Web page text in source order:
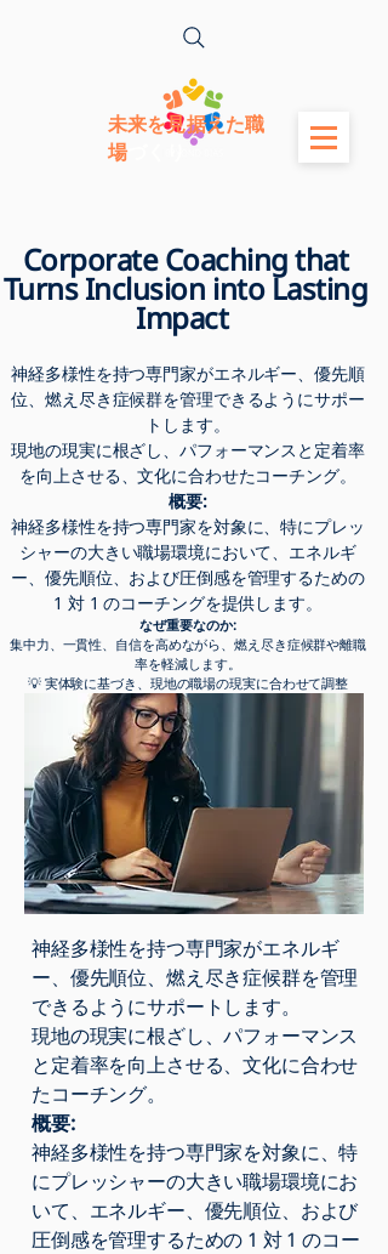
未来を見据えた職
場づくり
Corporate Coaching that
Turns Inclusion into Lasting
Impact
神経多様性を持つ専門家がエネルギー、優先順
位、燃え尽き症候群を管理できるようにサポー
トします。
現地の現実に根ざし、パフォーマンスと定着率
を向上させる、文化に合わせたコーチング。
概要:
神経多様性を持つ専門家を対象に、特にプレッ
シャーの大きい職場環境において、エネルギ
ー、優先順位、および圧倒感を管理するための
1 対 1 のコーチングを提供します。
なぜ重要なのか:
集中力、一貫性、自信を高めながら、燃え尽き症候群や離職
率を軽減します。
💡 実体験に基づき、現地の職場の現実に合わせて調整
神経多様性を持つ専門家がエネルギ
ー、優先順位、燃え尽き症候群を管理
できるようにサポートします。
現地の現実に根ざし、パフォーマンス
と定着率を向上させる、文化に合わせ
たコーチング。
概要:
神経多様性を持つ専門家を対象に、特
にプレッシャーの大きい職場環境にお
いて、エネルギー、優先順位、および
圧倒感を管理するための 1 対 1 のコー